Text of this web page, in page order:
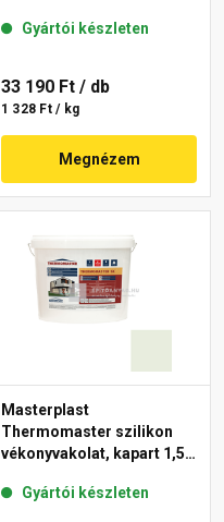
Gyártói készleten
33 190 Ft / db
1 328 Ft / kg
Megnézem
Masterplast
Thermomaster szilikon
vékonyvakolat, kapart 1,5
Gyártói készleten